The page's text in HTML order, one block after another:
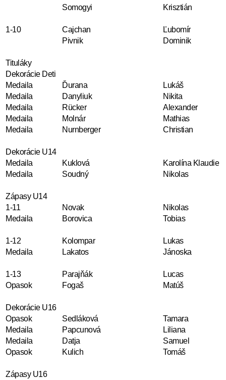
Somogyi
Krisztián
1-10 Cajchan
Ľubomír
Pivnik
Dominik
Tituláky
Dekorácie Deti
Medaila
Ďurana
Lukáš
Medaila
Danyliuk
Nikita
Medaila
Rücker
Alexander
Medaila
Molnár
Mathias
Medaila
Nurnberger Christian
Dekorácie U14
Medaila
Kuklová
Karolína Klaudie
Medaila
Soudný Nikolas
Zápasy U14
1-11
Novak
Nikolas
Medaila
Borovica Tobias
1-12 Kolompar
Lukas
Medaila
Lakatos Jánoska
1-13 Parajňák
Lucas
Opasok
Fogaš Matúš
Dekorácie U16
Opasok
Sedláková
Tamara
Medaila
Papcunová
Liliana
Medaila
Datja
Samuel
Opasok
Kulich Tomáš
Zápasy U16